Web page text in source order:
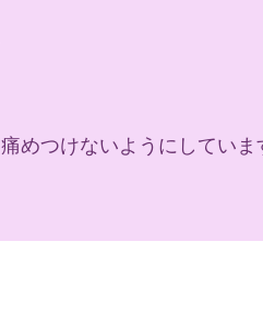
めつけないようにしていま